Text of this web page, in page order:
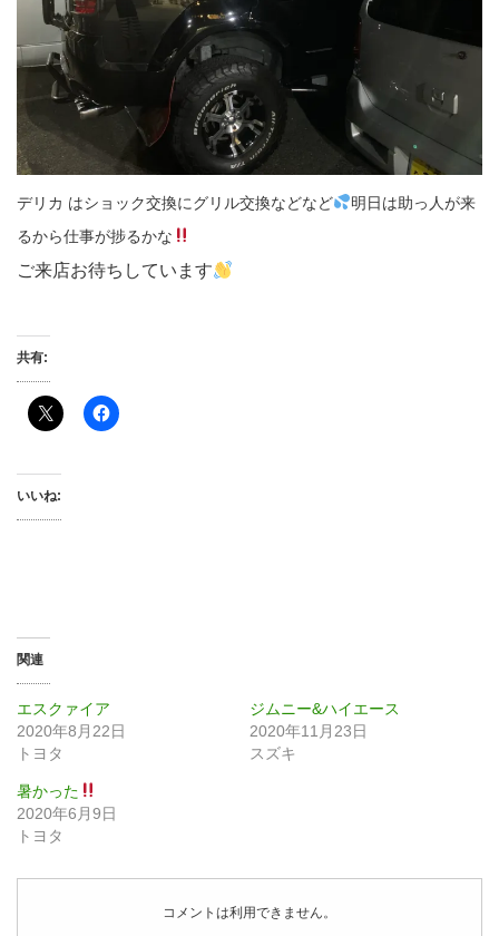
デリカ はショック交換にグリル交換などなど
明日は助っ人が来
るから仕事が捗るかな
ご来店お待ちしています
共有:
いいね:
関連
エスクァイア
2020年8月22日
トヨタ
ジムニー&ハイエース
2020年11月23日
スズキ
暑かった
2020年6月9日
トヨタ
コメントは利用できません。